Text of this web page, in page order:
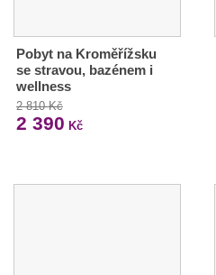
Pobyt na Kroměřížsku
se stravou, bazénem i
wellness
2 810 Kč
2 390 Kč